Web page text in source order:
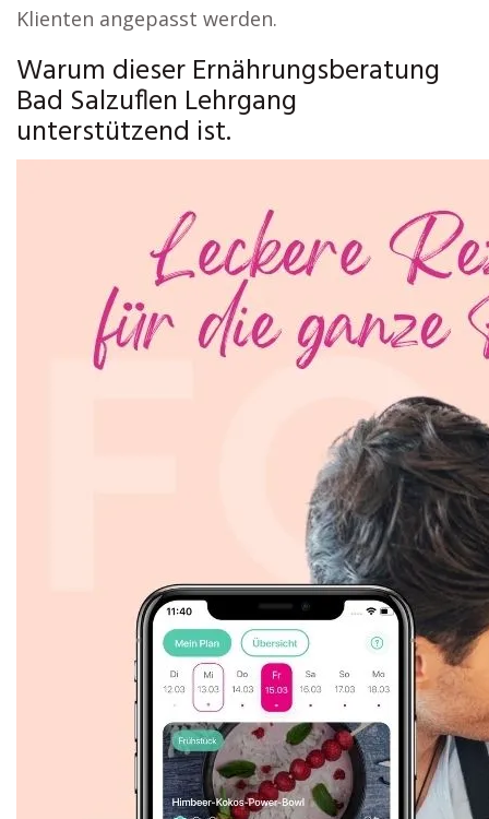
Klienten angepasst werden.
Warum dieser Ernährungsberatung
Bad Salzuflen Lehrgang
unterstützend ist.